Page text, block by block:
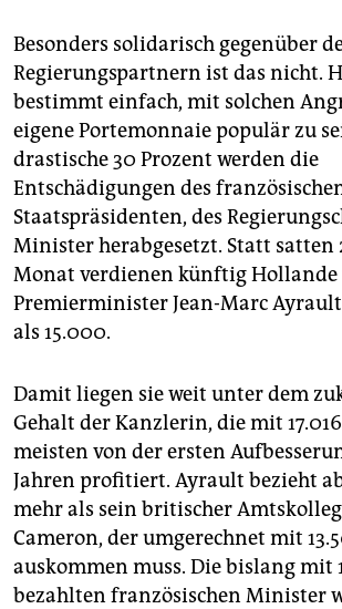
Besonders solidarisch gegenüber
Regierungspartnern ist das nicht.
bestimmt einfach, mit solchen
eigene Portemonnaie populär zu
drastische 30 Prozent werden die
Entschädigungen des
Staatspräsidenten, des
Minister herabgesetzt. Statt satten
Monat verdienen künftig Hollande
Premierminister Jean-Marc
als 15.000.
Damit liegen sie weit unter dem
Gehalt der Kanzlerin, die mit
meisten von der ersten
Jahren profitiert. Ayrault bezieht
mehr als sein britischer
Cameron, der umgerechnet mit
auskommen muss. Die bislang mit
bezahlten französischen Minister